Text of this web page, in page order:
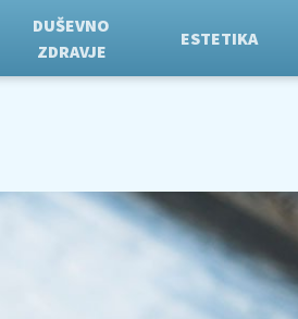
DUŠEVNO
ZDRAVJE
ESTETIKA